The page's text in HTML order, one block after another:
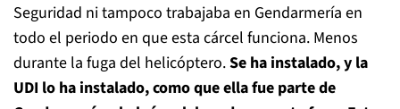
Seguridad ni tampoco trabajaba en Gendarmería en
todo el periodo en que esta cárcel funciona. Menos
durante la fuga del helicóptero.Se ha instalado, y la
UDI lo ha instalado, como que ella fue parte de